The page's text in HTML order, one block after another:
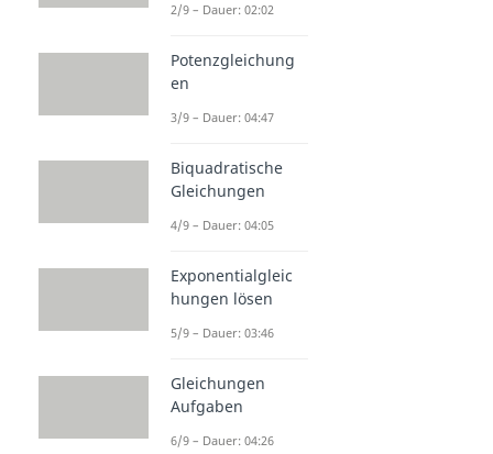
2/9 – Dauer: 02:02
Potenzgleichung
en
3/9 – Dauer: 04:47
Biquadratische
Gleichungen
4/9 – Dauer: 04:05
Exponentialgleic
hungen lösen
5/9 – Dauer: 03:46
Gleichungen
Aufgaben
6/9 – Dauer: 04:26